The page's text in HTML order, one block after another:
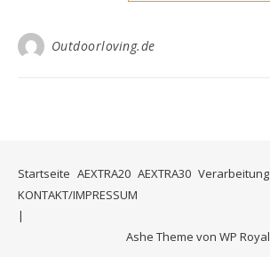
Outdoorloving.de
Startseite AEXTRA20 AEXTRA30 Verarbeitung
KONTAKT/IMPRESSUM
Ashe Theme von WP Royal